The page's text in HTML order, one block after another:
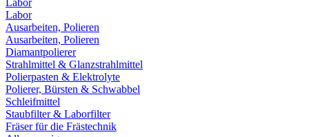
Labor
Labor
Ausarbeiten, Polieren
Ausarbeiten, Polieren
Diamantpolierer
Strahlmittel & Glanzstrahlmittel
Polierpasten & Elektrolyte
Polierer, Bürsten & Schwabbel
Schleifmittel
Staubfilter & Laborfilter
Fräser für die Frästechnik